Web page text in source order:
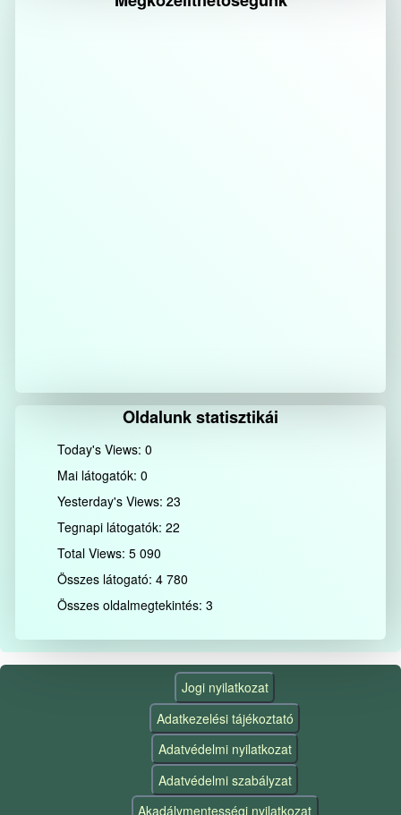
Oldalunk statisztikái
Today's Views:0
Mai látogatók:0
Yesterday's Views:23
Tegnapi látogatók:22
Total Views:5 090
Összes látogató:4 780
Összes oldalmegtekintés:3
Jogi nyilatkozat
Adatkezelési tájékoztató
Adatvédelmi nyilatkozat
Adatvédelmi szabályzat
Akadálymentességi nyilatkozat